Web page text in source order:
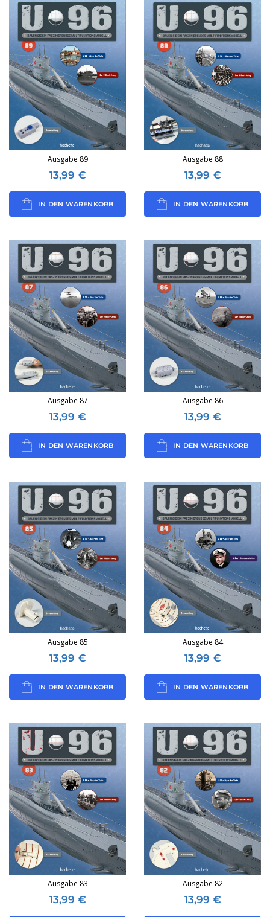
Ausgabe 89
13,99 €
IN DEN WARENKORB
Ausgabe 88
13,99 €
IN DEN WARENKORB
Ausgabe 87
13,99 €
IN DEN WARENKORB
Ausgabe 86
13,99 €
IN DEN WARENKORB
Ausgabe 85
13,99 €
IN DEN WARENKORB
Ausgabe 84
13,99 €
IN DEN WARENKORB
Ausgabe 83
13,99 €
Ausgabe 82
13,99 €